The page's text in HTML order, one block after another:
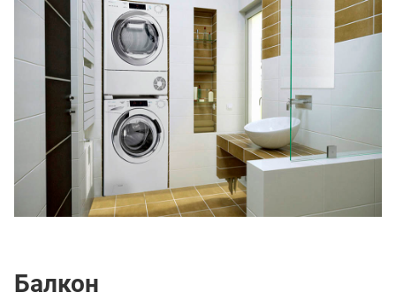
Балкон